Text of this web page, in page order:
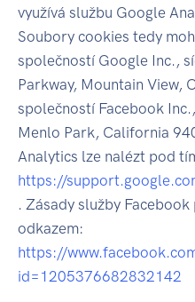
využívá službu Google
Soubory cookies tedy
společností Google Inc.,
Parkway, Mountain View,
společností Facebook
Menlo Park, California
Analytics lze nalézt pod
https://
. Zásady služby
odkazem:
https://
id=1205376682832142